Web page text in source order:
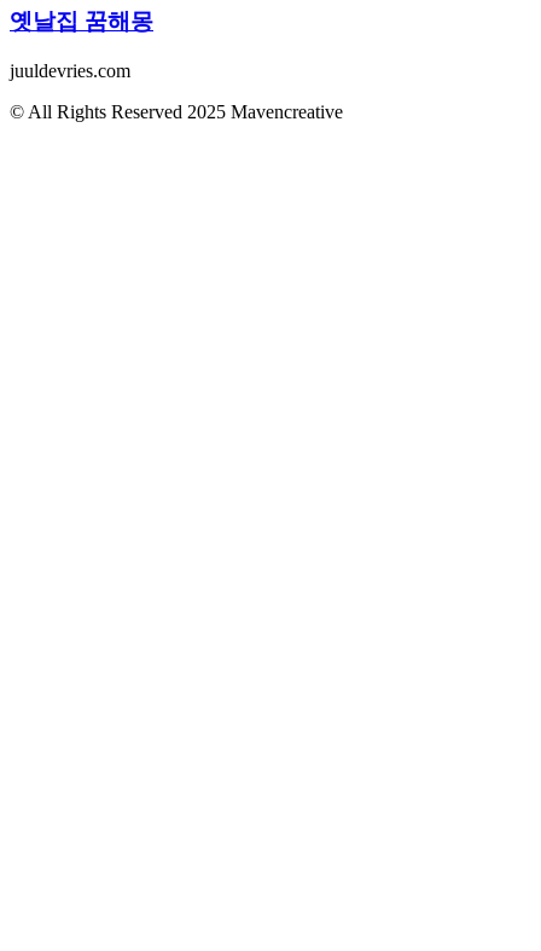
옛날집 꿈해몽
juuldevries.com
© All Rights Reserved 2025 Mavencreative